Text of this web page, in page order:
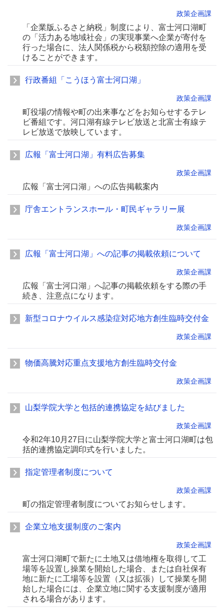
政策企画課
「企業版ふるさと納税」制度により、富士河口湖町
の「活力ある地域社会」の実現事業へ企業が寄付を
行った場合に、法人関係税から税額控除の適用を受
けることができます。
行政番組「こうほう富士河口湖」
政策企画課
町役場の情報や町の出来事などをお知らせするテレ
ビ番組です。河口湖有線テレビ放送と北富士有線テ
レビ放送で放映しています。
広報「富士河口湖」有料広告募集
政策企画課
広報「富士河口湖」への広告掲載案内
庁舎エントランスホール・町民ギャラリー展
政策企画課
広報「富士河口湖」への記事の掲載依頼について
政策企画課
広報「富士河口湖」へ記事の掲載依頼をする際の手
続き、注意点になります。
新型コロナウイルス感染症対応地方創生臨時交付金
政策企画課
物価高騰対応重点支援地方創生臨時交付金
政策企画課
山梨学院大学と包括的連携協定を結びました
政策企画課
令和2年10月27日に山梨学院大学と富士河口湖町は包
括的連携協定調印式を行いました。
指定管理者制度について
政策企画課
町の指定管理者制度についてお知らせします。
企業立地支援制度のご案内
政策企画課
富士河口湖町で新たに土地又は借地権を取得して工
場等を設置し操業を開始した場合、または自社保有
地に新たに工場等を設置（又は拡張）して操業を開
始した場合には、企業立地に関する支援制度が適用
される場合があります。